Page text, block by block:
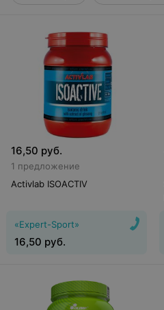
16,50 руб.
1 предложение
Activlab ISOACTIV
«Expert-Sport»
16,50 руб.